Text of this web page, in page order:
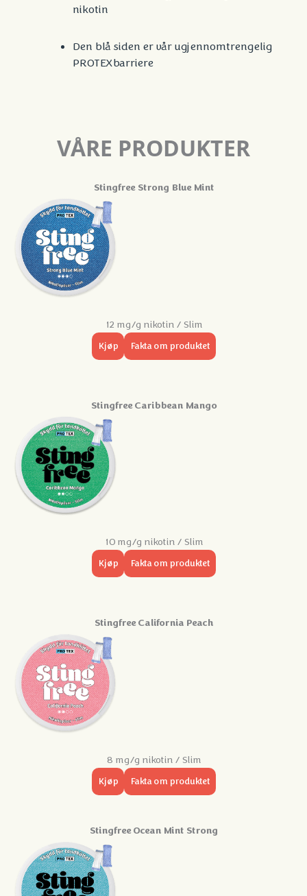
nikotin
Den blå siden er vår ugjennomtrengelig
PROTEXbarriere
VÅRE PRODUKTER
Stingfree Strong Blue Mint
12 mg/g nikotin / Slim
Kjøp Fakta om produktet
Stingfree Caribbean Mango
10 mg/g nikotin / Slim
Kjøp Fakta om produktet
Stingfree California Peach
8 mg/g nikotin / Slim
Kjøp Fakta om produktet
Stingfree Ocean Mint Strong